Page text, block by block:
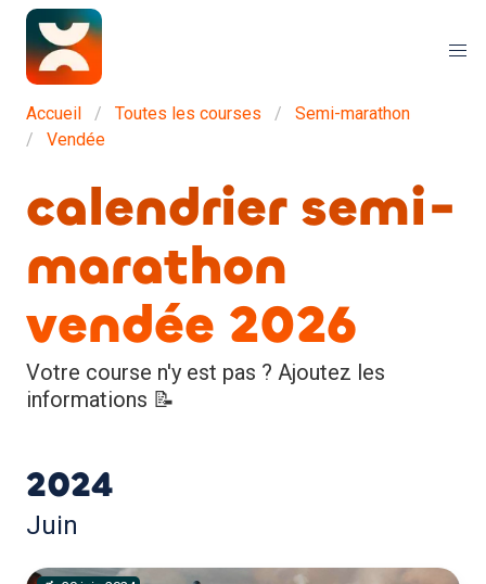
Accueil Toutes les courses
Semi-marathon
Vendée
calendrier semi-
marathon
vendée 2026
Votre course n'y est pas ? Ajoutez les
informations 📝
2024
Juin